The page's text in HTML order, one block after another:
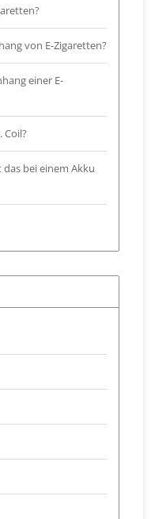
von E-Zigaretten?
einer E-
bei einem Akku